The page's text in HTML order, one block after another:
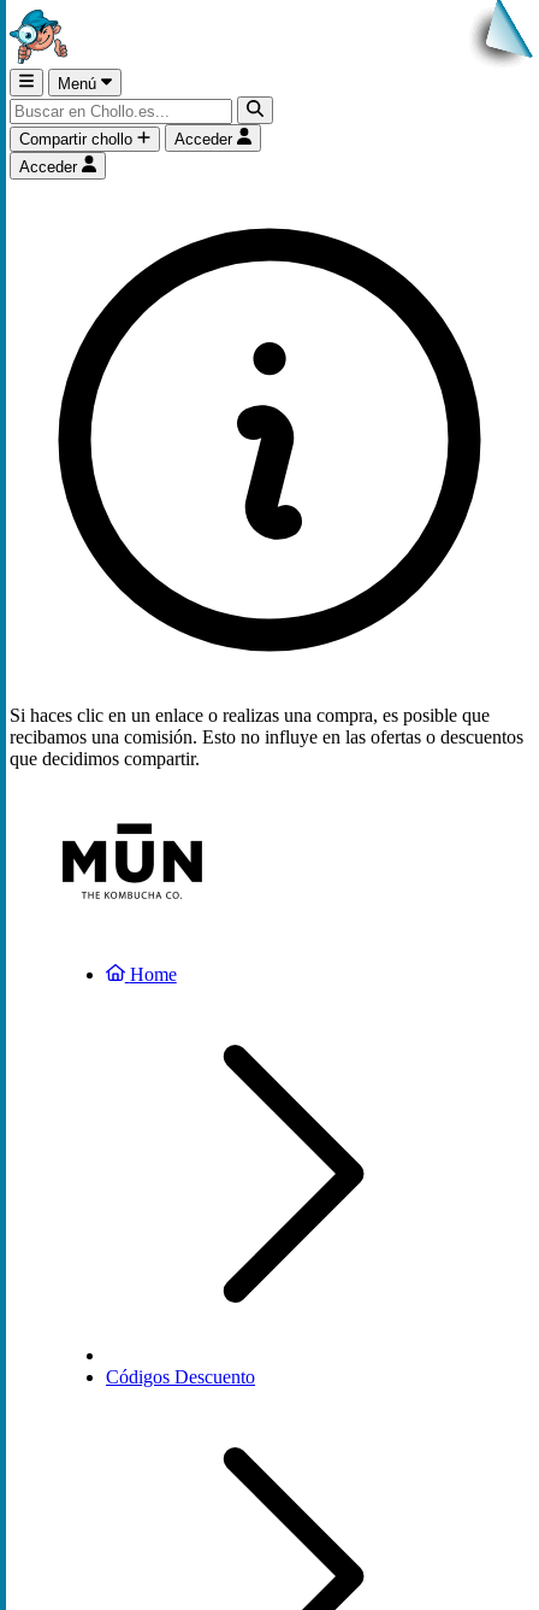
Menú
Compartir chollo
Acceder
Acceder
Si haces clic en un enlace o realizas una compra, es posible que
recibamos una comisión. Esto no influye en las ofertas o descuentos
que decidimos compartir.
Home
Códigos Descuento